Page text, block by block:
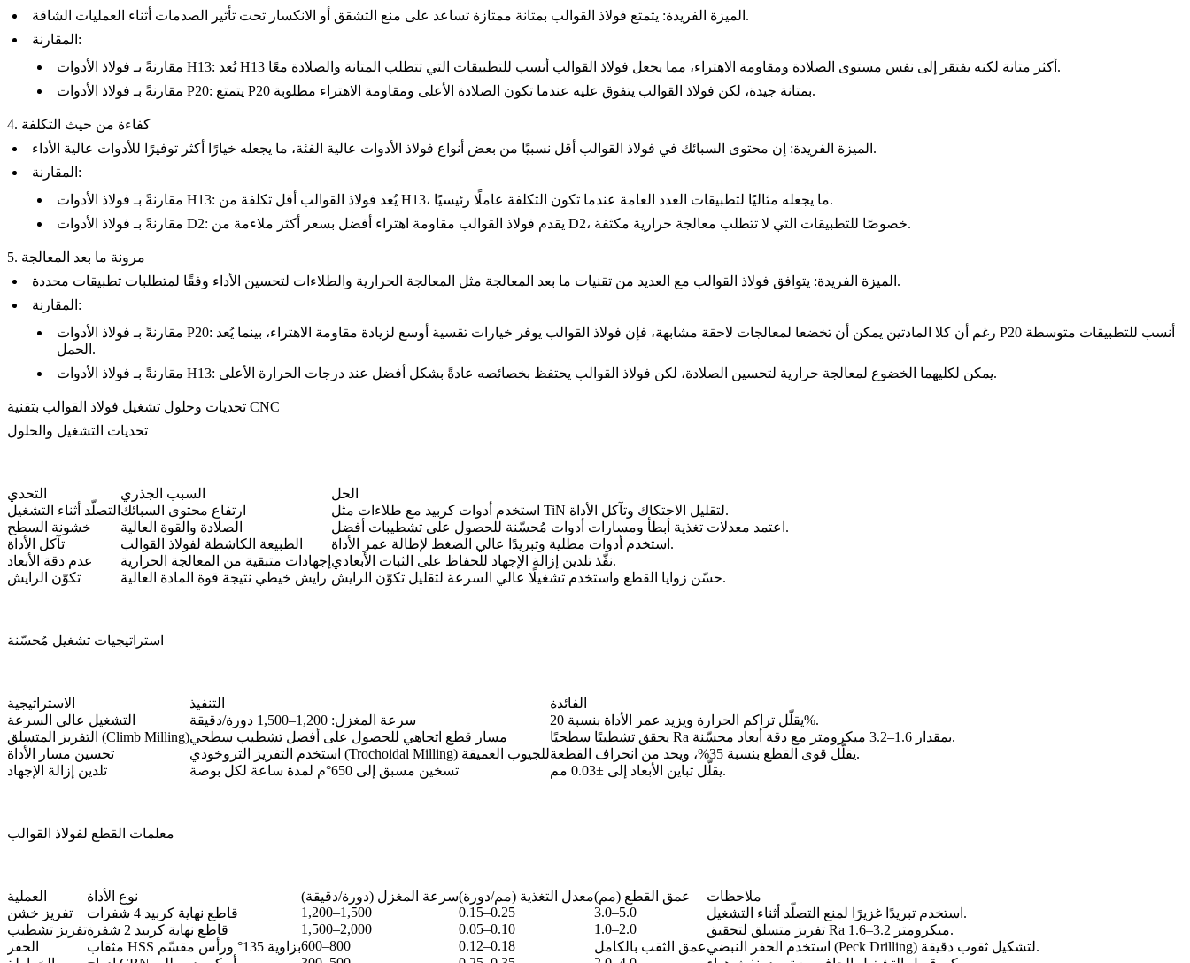
الميزة الفريدة : يتمتع فولاذ القوالب بمتانة ممتازة تساعد على منع التشقق أو الانكسار تحت تأثير الصدمات أثناء العمليات الشاقة.
المقارنة :
مقارنةً بـ فولاذ الأدوات H13
: يُعد H13 أكثر متانة لكنه يفتقر إلى نفس مستوى الصلادة ومقاومة الاهتراء، مما يجعل فولاذ القوالب أنسب للتطبيقات التي تتطلب المتانة والصلادة معًا.
مقارنةً بـ فولاذ الأدوات P20 : يتمتع P20 بمتانة جيدة، لكن فولاذ القوالب يتفوق عليه عندما تكون الصلادة الأعلى ومقاومة الاهتراء مطلوبة.
4. كفاءة من حيث التكلفة
الميزة الفريدة : إن محتوى السبائك في فولاذ القوالب أقل نسبيًا من بعض أنواع فولاذ الأدوات عالية الفئة، ما يجعله خيارًا أكثر توفيرًا للأدوات عالية الأداء.
المقارنة :
مقارنةً بـ فولاذ الأدوات H13
: يُعد فولاذ القوالب أقل تكلفة من H13، ما يجعله مثاليًا لتطبيقات العدد العامة عندما تكون التكلفة عاملًا رئيسيًا.
مقارنةً بـ فولاذ الأدوات D2 : يقدم فولاذ القوالب مقاومة اهتراء أفضل بسعر أكثر ملاءمة من D2، خصوصًا للتطبيقات التي لا تتطلب معالجة حرارية مكثفة.
5. مرونة ما بعد المعالجة
الميزة الفريدة : يتوافق فولاذ القوالب مع العديد من تقنيات ما بعد المعالجة مثل المعالجة الحرارية والطلاءات لتحسين الأداء وفقًا لمتطلبات تطبيقات محددة.
المقارنة :
مقارنةً بـ فولاذ الأدوات P20: رغم أن كلا المادتين يمكن أن تخضعا لمعالجات لاحقة مشابهة، فإن فولاذ القوالب يوفر خيارات تقسية أوسع لزيادة مقاومة الاهتراء، بينما يُعد P20 أنسب للتطبيقات متوسطة
الحمل.
مقارنةً بـ فولاذ الأدوات H13 : يمكن لكليهما الخضوع لمعالجة حرارية لتحسين الصلادة، لكن فولاذ القوالب يحتفظ بخصائصه عادةً بشكل أفضل عند درجات الحرارة الأعلى.
تحديات وحلول تشغيل فولاذ القوالب بتقنية CNC
تحديات التشغيل والحلول
التحدي السبب الجذري
الحل
التصلّد أثناء التشغيل ارتفاع محتوى السبائك
استخدم أدوات كربيد مع طلاءات مثل TiN لتقليل الاحتكاك وتآكل الأداة.
خشونة السطح
الصلادة والقوة العالية
اعتمد معدلات تغذية أبطأ ومسارات أدوات مُحسّنة للحصول على تشطيبات أفضل.
تآكل الأداة
الطبيعة الكاشطة لفولاذ القوالب
استخدم أدوات مطلية وتبريدًا عالي الضغط لإطالة عمر الأداة.
عدم دقة الأبعاد
إجهادات متبقية من المعالجة الحرارية
نفّذ تلدين إزالة الإجهاد للحفاظ على الثبات الأبعادي.
تكوّن الرايش
رايش خيطي نتيجة قوة المادة العالية حسّن زوايا القطع واستخدم تشغيلًا عالي السرعة لتقليل تكوّن الرايش.
استراتيجيات تشغيل مُحسّنة
الاستراتيجية التنفيذ
الفائدة
التشغيل عالي السرعة
سرعة المغزل: 1,200–1,500 دورة/دقيقة
يقلّل تراكم الحرارة ويزيد عمر الأداة بنسبة 20%.
التفريز المتسلق (Climb Milling)مسار قطع اتجاهي للحصول على أفضل تشطيب سطحي
يحقق تشطيبًا سطحيًا Ra بمقدار 1.6–3.2 ميكرومتر مع دقة أبعاد محسّنة.
تحسين مسار الأداة
استخدم التفريز التروخودي (Trochoidal Milling) للجيوب العميقة
يقلّل قوى القطع بنسبة 35%، ويحد من انحراف القطعة.
تلدين إزالة الإجهاد
تسخين مسبق إلى 650°م لمدة ساعة لكل بوصة يقلّل تباين الأبعاد إلى ±0.03 مم.
معلمات القطع لفولاذ القوالب
العملية نوع الأداة سرعة المغزل (دورة/دقيقة)معدل التغذية (مم/دورة)عمق القطع (مم)
ملاحظات
تفريز خشن
قاطع نهاية كربيد 4 شفرات 1,200–1,500 0.15–0.25 3.0–5.0
استخدم تبريدًا غزيرًا لمنع التصلّد أثناء التشغيل.
تفريز تشطيب
قاطع نهاية كربيد 2 شفرة 1,500–2,000 0.05–0.10 1.0–2.0
تفريز متسلق لتحقيق Ra 1.6–3.2 ميكرومتر.
الحفر
مثقاب HSS بزاوية 135° ورأس مقسّم600–800 0.12–0.18 عمق الثقب بالكامل
استخدم الحفر النبضي (Peck Drilling) لتشكيل ثقوب دقيقة.